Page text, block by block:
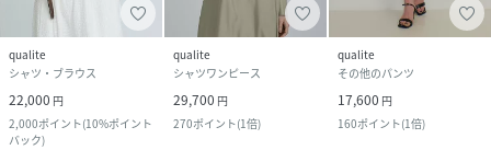
qualite
シャツ・ブラウス
22,000 円
2,000ポイント(10%ポイント
バック)
qualite
シャツワンピース
29,700 円
270ポイント(1倍)
qualite
その他のパンツ
17,600 円
160ポイント(1倍)